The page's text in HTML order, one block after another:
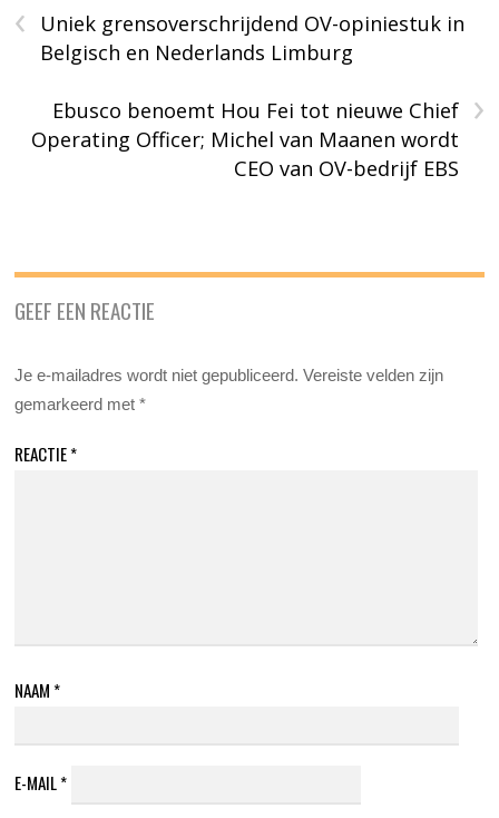
‹
Uniek grensoverschrijdend OV-opiniestuk in
Belgisch en Nederlands Limburg
›
Ebusco benoemt Hou Fei tot nieuwe Chief
Operating Officer; Michel van Maanen wordt
CEO van OV-bedrijf EBS
GEEF EEN REACTIE
Je e-mailadres wordt niet gepubliceerd. Vereiste velden zijn
gemarkeerd met*
REACTIE*
NAAM *
E-MAIL*